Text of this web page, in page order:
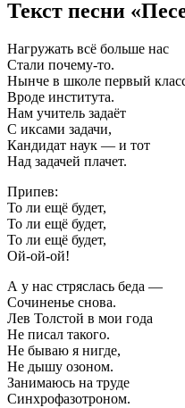
Текст песни
Нагружать всё больше нас
Стали почему-то.
Нынче в школе первый
Вроде института.
Нам учитель задаёт
С иксами задачи,
Кандидат наук — и тот
Над задачей плачет.
Припев:
То ли ещё будет,
То ли ещё будет,
То ли ещё будет,
Ой-ой-ой!
А у нас стряслась беда —
Сочиненье снова.
Лев Толстой в мои года
Не писал такого.
Не бываю я нигде,
Не дышу озоном.
Занимаюсь на труде
Синхрофазотроном.